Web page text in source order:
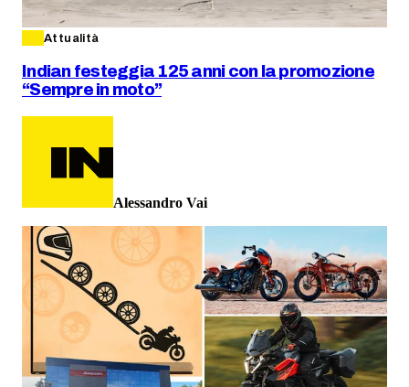
Attualità
Indian festeggia 125 anni con la promozione
“Sempre in moto”
Alessandro Vai